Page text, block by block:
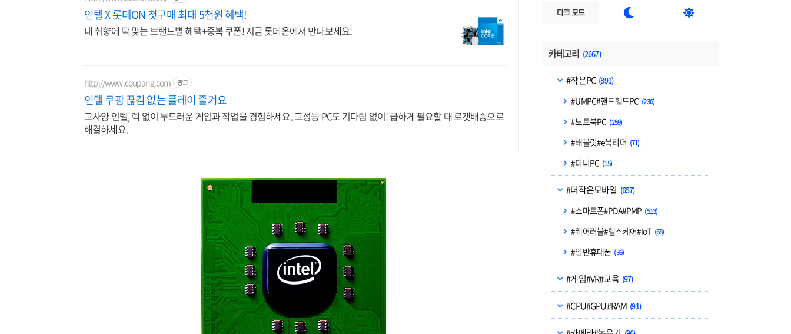
다크 모드  
카테고리 (2667)
#작은PC (891)
#UMPC#핸드헬드PC (230)
#노트북PC (259)
#태블릿#e북리더 (71)
#미니PC (15)
#더작은모바일 (657)
#스마트폰#PDA#PMP (513)
#웨어러블#헬스케어#IoT (68)
#일반휴대폰 (36)
#게임#VR#교육 (97)
#CPU#GPU#RAM (91)
인텔 X 롯데ON 첫구매 최대 5천원 혜택!
내 취향에 딱 맞는 브랜드별 혜택+중복 쿠폰! 지금 롯데온에서 만나보세요!
http://www.coupang.com 광고
인텔 쿠팡 끊김 없는 플레이 즐겨요
고사양 인텔, 렉 없이 부드러운 게임과 작업을 경험하세요. 고성능 PC도 기다림 없이! 급하게 필요할 때 로켓배송으로
해결하세요.